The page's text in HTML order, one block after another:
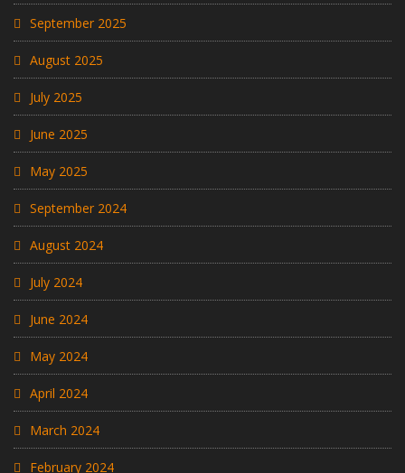
September 2025
August 2025
July 2025
June 2025
May 2025
September 2024
August 2024
July 2024
June 2024
May 2024
April 2024
March 2024
February 2024